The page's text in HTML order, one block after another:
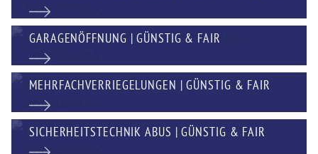
GARAGENÖFFNUNG | GÜNSTIG & FAIR
MEHRFACHVERRIEGELUNGEN | GÜNSTIG & FAIR
SICHERHEITSTECHNIK ABUS | GÜNSTIG & FAIR